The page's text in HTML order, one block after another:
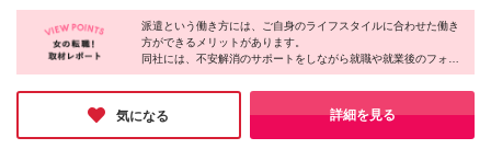
までにPCを郵送の上、在宅勤務の予定です。 ▼受動
喫煙対策：屋内禁煙
派遣という働き方には、ご自身のライフスタイルに合わせた働き
方ができるメリットがあります。
同社には、不安解消のサポートをしながら就職や就業後のフォロ
ーを担当するコーディネーターがいるそう。
派遣先には言いにくいような要望から、小さな不安までしっかり
と聞いてくれるスタッフがいると、安心しますよね♪
気になる 詳細を見る